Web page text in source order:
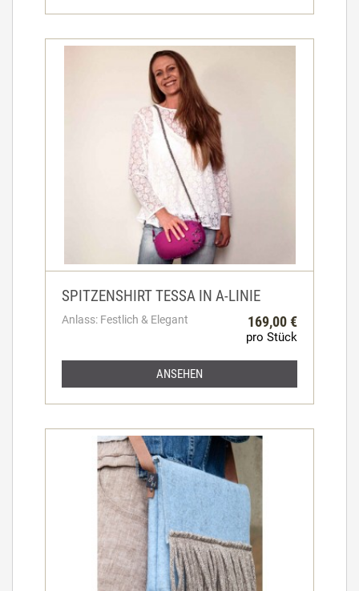
SPITZENSHIRT TESSA IN A-LINIE
Anlass: Festlich & Elegant 169,00 €
pro Stück
ANSEHEN